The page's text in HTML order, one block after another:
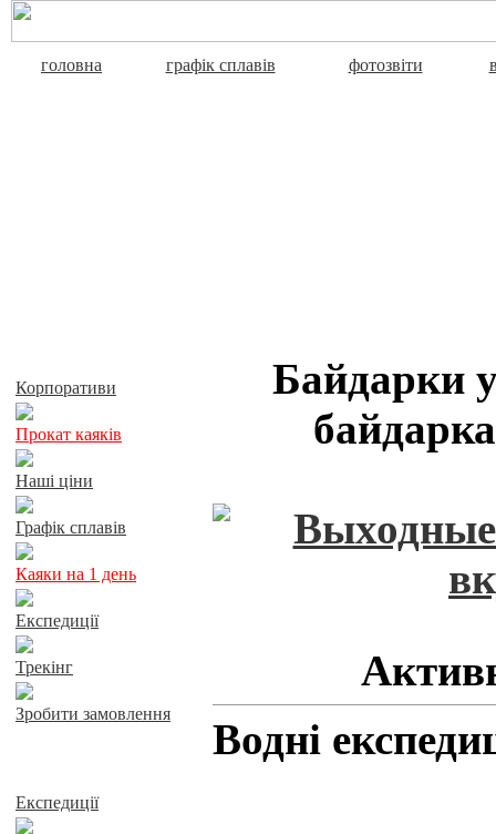
головна графік сплавів фотозвіти
Корпоративи
Прокат каяків
Наші ціни
Графік сплавів
Каяки на 1 день
Експедиції
Трекінг
Зробити замовлення
Експедиції
Байдарки
Водні